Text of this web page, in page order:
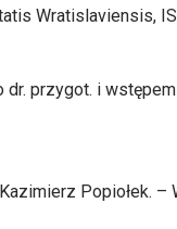
Wratislaviensis,
przygot. i
Popiołek. –